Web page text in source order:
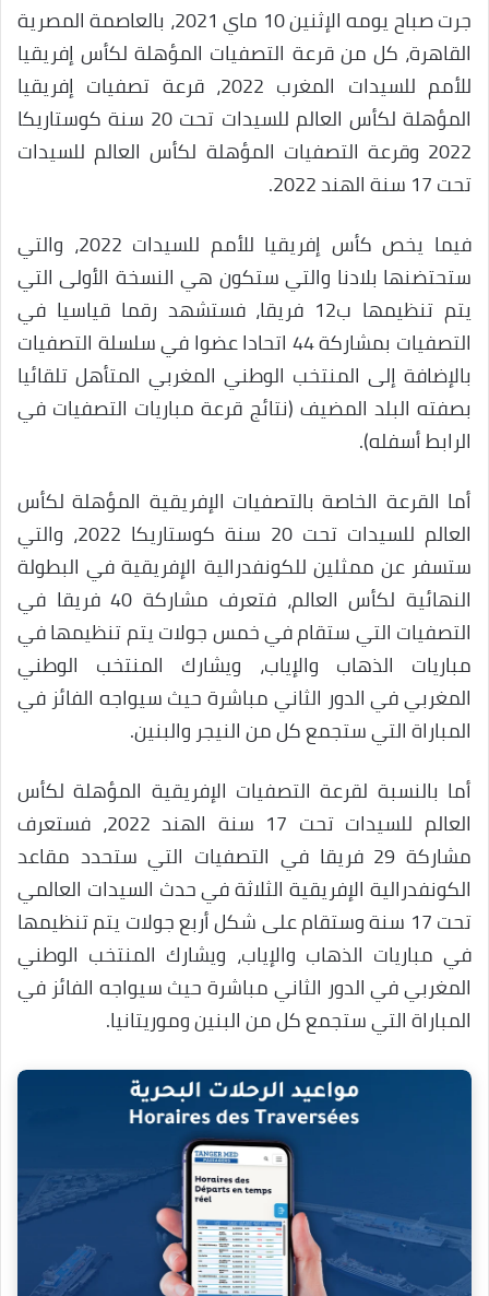
جرت صباح يومه الإثنين 10 ماي 2021، بالعاصمة المصرية
القاهرة، كل من قرعة التصفيات المؤهلة لكأس إفريقيا
للأمم للسيدات المغرب 2022، قرعة تصفيات إفريقيا
المؤهلة لكأس العالم للسيدات تحت 20 سنة كوستاريكا
2022 وقرعة التصفيات المؤهلة لكأس العالم للسيدات
تحت 17 سنة الهند 2022.
فيما يخص كأس إفريقيا للأمم للسيدات 2022، والتي
ستحتضنها بلادنا والتي ستكون هي النسخة الأولى التي
يتم تنظيمها ب12 فريقا، فستشهد رقما قياسيا في
التصفيات بمشاركة 44 اتحادا عضوا في سلسلة التصفيات
بالإضافة إلى المنتخب الوطني المغربي المتأهل تلقائيا
بصفته البلد المضيف (نتائج قرعة مباريات التصفيات في
الرابط أسفله).
أما القرعة الخاصة بالتصفيات الإفريقية المؤهلة لكأس
العالم للسيدات تحت 20 سنة كوستاريكا 2022، والتي
ستسفر عن ممثلين للكونفدرالية الإفريقية في البطولة
النهائية لكأس العالم، فتعرف مشاركة 40 فريقا في
التصفيات التي ستقام في خمس جولات يتم تنظيمها في
مباريات الذهاب والإياب، ويشارك المنتخب الوطني
المغربي في الدور الثاني مباشرة حيث سيواجه الفائز في
المباراة التي ستجمع كل من النيجر والبنين.
أما بالنسبة لقرعة التصفيات الإفريقية المؤهلة لكأس
العالم للسيدات تحت 17 سنة الهند 2022، فستعرف
مشاركة 29 فريقا في التصفيات التي ستحدد مقاعد
الكونفدرالية الإفريقية الثلاثة في حدث السيدات العالمي
تحت 17 سنة وستقام على شكل أربع جولات يتم تنظيمها
في مباريات الذهاب والإياب، ويشارك المنتخب الوطني
المغربي في الدور الثاني مباشرة حيث سيواجه الفائز في
المباراة التي ستجمع كل من البنين وموريتانيا.